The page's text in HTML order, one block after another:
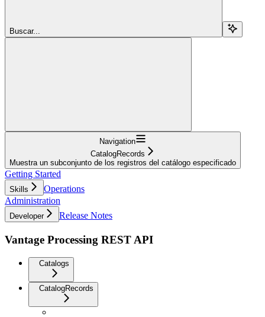
Buscar...
Navigation
CatalogRecords
Muestra un subconjunto de los registros del catálogo especificado
Getting Started
Skills
Operations
Administration
Developer Release Notes
Vantage Processing REST API
Catalogs
CatalogRecords